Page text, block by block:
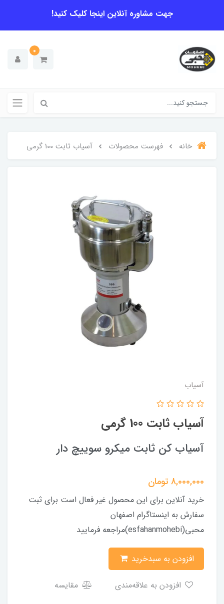
جهت مشاوره آنلاین اینجا کلیک کنید!
0
خانه فهرست محصولات آسیاب ثابت 100 گرمی
آسیاب
آسیاب ثابت 100 گرمی
آسیاب کن ثابت میکرو سوییچ دار
8,000,000تومان
خرید آنلاین برای این محصول غیر فعال است برای ثبت
سفارش به اینستاگرام اصفهان
محبی(esfahanmohebi)مراجعه فرمایید
افزودن به سبدخرید
مقایسه